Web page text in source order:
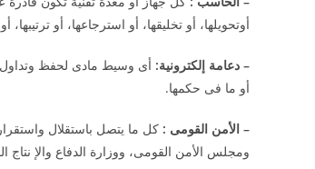
أوتحويلها، أو تخليقها، أو استرجاعها، أو ترتيبها،
– دعامة إلكترونية: أى وسيط مادى لحفظ وتداول
أو ما فى حكمها.
– الأمن القومى : كل ما يتصل باستقلال
ومجلس الأمن القومى، ووزارة الدفاع والإ نتاج